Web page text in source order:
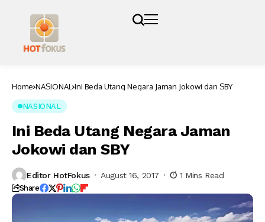
Home NASIONAL Ini Beda Utang Negara Jaman Jokowi dan SBY
NASIONAL
Ini Beda Utang Negara Jaman
Jokowi dan SBY
Editor HotFokus August 16, 2017 1 Mins Read
Share